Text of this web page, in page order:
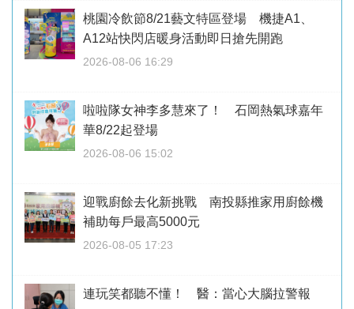
桃園冷飲節8/21藝文特區登場 機捷A1、
A12站快閃店暖身活動即日搶先開跑
2026-08-06 16:29
啦啦隊女神李多慧來了！ 石岡熱氣球嘉年
華8/22起登場
2026-08-06 15:02
迎戰廚餘去化新挑戰 南投縣推家用廚餘機
補助每戶最高5000元
2026-08-05 17:23
連玩笑都聽不懂！ 醫：當心大腦拉警報